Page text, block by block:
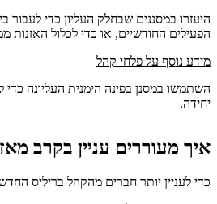
היעזרו במסננים שבחלק העליון כדי לעבור
הפעילים החודשיים, או כדי לכלול האזנות
מידע נוסף על פלחי קהל
השתמשו במסנן בפינה הימנית העליונה
יחידה.
איך מעוררים עניין בקרב
כדי לעניין יותר חברים מהקהל בריליס